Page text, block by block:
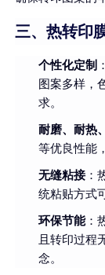
三、热转印
个性化定制
图案多样，
求。
耐磨、耐热
等优良性能
无缝粘接：
统粘贴方式
环保节能：
且转印过程
念。